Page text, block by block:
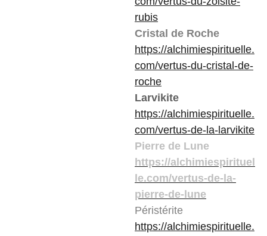
rubis
Cristal de Roche
https://alchimiespirituelle.
com/vertus-du-cristal-de-
roche
Larvikite
https://alchimiespirituelle.
com/vertus-de-la-larvikite
Pierre de Lune
https://alchimiespirituel
le.com/vertus-de-la-
pierre-de-lune
Péristérite
https://alchimiespirituelle.